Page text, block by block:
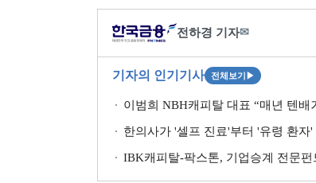
전하경 기자✉
기자의 인기기사 전체보기 ▶
이범희 NBH캐피탈 대표 “매년 텐
한의사가 '셀프 진료'부터 '유령 환
IBK캐피탈-팍스톤, 기업승계 전문